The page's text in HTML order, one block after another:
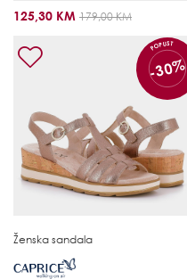
125,30 KM 179,00 KM
POPUST
-30%
Ženska sandala